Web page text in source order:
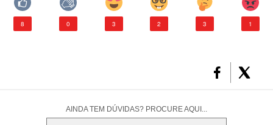
8 0 3 2 3 1
AINDA TEM DÚVIDAS? PROCURE AQUI...